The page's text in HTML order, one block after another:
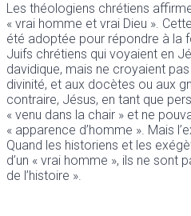
Les théologiens chrétiens
« vrai homme et vrai Dieu ».
été adoptée pour répondre à la
Juifs chrétiens qui voyaient en
davidique, mais ne croyaient
divinité, et aux docètes ou aux
contraire, Jésus, en tant que
« venu dans la chair » et ne
« apparence d’homme ». Mais
Quand les historiens et les
d’un « vrai homme », ils ne sont
de l’histoire ».